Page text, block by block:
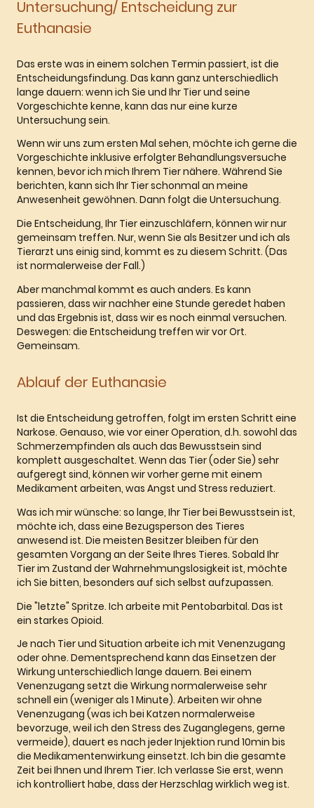
Untersuchung/ Entscheidung zur
Euthanasie
Das erste was in einem solchen Termin passiert, ist die
Entscheidungsfindung. Das kann ganz unterschiedlich
lange dauern: wenn ich Sie und Ihr Tier und seine
Vorgeschichte kenne, kann das nur eine kurze
Untersuchung sein.
Wenn wir uns zum ersten Mal sehen, möchte ich gerne die
Vorgeschichte inklusive erfolgter Behandlungsversuche
kennen, bevor ich mich Ihrem Tier nähere. Während Sie
berichten, kann sich Ihr Tier schonmal an meine
Anwesenheit gewöhnen. Dann folgt die Untersuchung.
Die Entscheidung, Ihr Tier einzuschläfern, können wir nur
gemeinsam treffen. Nur, wenn Sie als Besitzer und ich als
Tierarzt uns einig sind, kommt es zu diesem Schritt. (Das
ist normalerweise der Fall.)
Aber manchmal kommt es auch anders. Es kann
passieren, dass wir nachher eine Stunde geredet haben
und das Ergebnis ist, dass wir es noch einmal versuchen.
Deswegen: die Entscheidung treffen wir vor Ort.
Gemeinsam.
Ablauf der Euthanasie
Ist die Entscheidung getroffen, folgt im ersten Schritt eine
Narkose. Genauso, wie vor einer Operation, d.h. sowohl das
Schmerzempfinden als auch das Bewusstsein sind
komplett ausgeschaltet. Wenn das Tier (oder Sie) sehr
aufgeregt sind, können wir vorher gerne mit einem
Medikament arbeiten, was Angst und Stress reduziert.
Was ich mir wünsche: so lange, Ihr Tier bei Bewusstsein ist,
möchte ich, dass eine Bezugsperson des Tieres
anwesend ist. Die meisten Besitzer bleiben für den
gesamten Vorgang an der Seite Ihres Tieres. Sobald Ihr
Tier im Zustand der Wahrnehmungslosigkeit ist, möchte
ich Sie bitten, besonders auf sich selbst aufzupassen.
Die "letzte" Spritze. Ich arbeite mit Pentobarbital. Das ist
ein starkes Opioid.
Je nach Tier und Situation arbeite ich mit Venenzugang
oder ohne. Dementsprechend kann das Einsetzen der
Wirkung unterschiedlich lange dauern. Bei einem
Venenzugang setzt die Wirkung normalerweise sehr
schnell ein (weniger als 1 Minute). Arbeiten wir ohne
Venenzugang (was ich bei Katzen normalerweise
bevorzuge, weil ich den Stress des Zuganglegens, gerne
vermeide), dauert es nach jeder Injektion rund 10min bis
die Medikamentenwirkung einsetzt. Ich bin die gesamte
Zeit bei Ihnen und Ihrem Tier. Ich verlasse Sie erst, wenn
ich kontrolliert habe, dass der Herzschlag wirklich weg ist.